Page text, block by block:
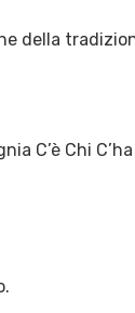
della
C’è Chi C’ha